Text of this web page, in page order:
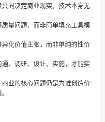
同决定商业现实，技术本身无
量问题，而非简单填充工具模
化价值主张，而非单纯的性价
、调研、设计、实施，才能实
业的核心问题仍是为谁创造价